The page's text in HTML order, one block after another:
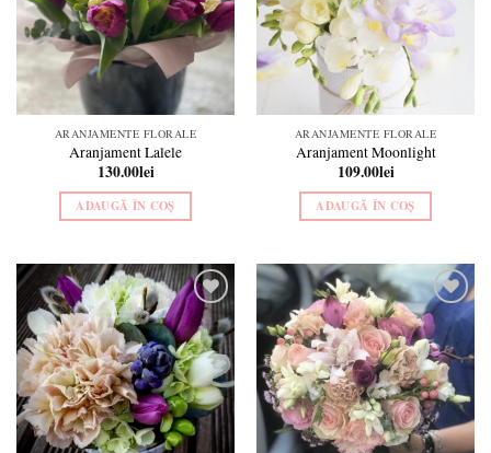
ARANJAMENTE FLORALE
Aranjament Lalele
130.00lei
ADAUGĂ ÎN COȘ
ARANJAMENTE FLORALE
Aranjament Moonlight
109.00lei
ADAUGĂ ÎN COȘ
Add to
wishlist
Add to
wishlist